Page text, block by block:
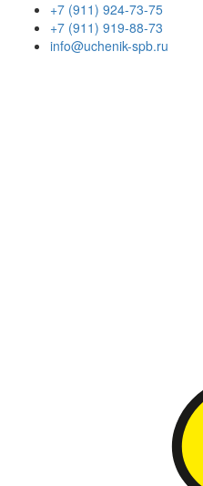
+7 (911) 924-73-75
+7 (911) 919-88-73
info@uchenik-spb.ru